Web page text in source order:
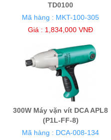
TD0100
Mã hàng : MKT-100-305
Giá : 1,834,000 VNĐ
300W Máy vặn vít DCA APL8
(P1L-FF-8)
Mã hàng : DCA-008-134